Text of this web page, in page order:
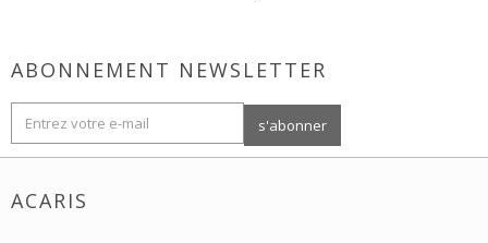
ABONNEMENT NEWSLETTER
ACARIS